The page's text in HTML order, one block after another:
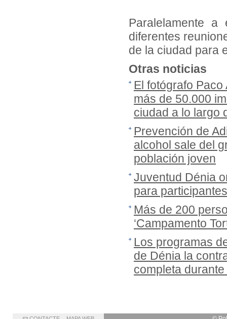
Paralelamente
diferentes
de la ciudad para
Otras noticias
El fotógrafo
más de 50.000
ciudad a lo largo
Prevención de
alcohol sale del
población joven
Juventud Dénia
para
Más de 200
‘Campamento
Los programas
de Dénia la
completa